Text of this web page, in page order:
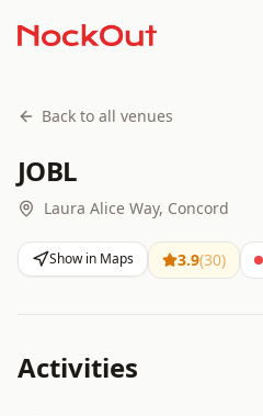
Back to all venues
JOBL
Laura Alice Way, Concord
Show in Maps 3.9(30)
Activities